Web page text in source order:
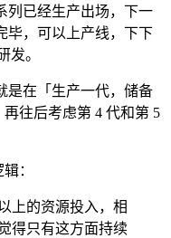
列已经生产出场，下一
毕，可以上产线，下下
发。
是在「生产一代，储备
往后考虑第 4 代和第 5
：
上的资源投入，相
得只有这方面持续